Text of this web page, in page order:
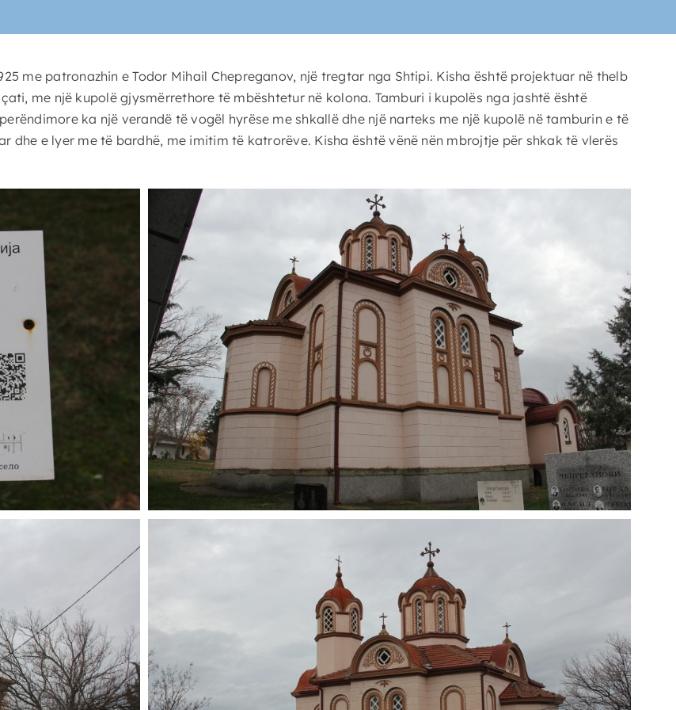
me patronazhin e Todor Mihail Chepreganov, një tregtar nga Shtipi. Kisha është projektuar në thelb
me një kupolë gjysmërrethore të mbështetur në kolona. Tamburi i kupolës nga jashtë është
ka një verandë të vogël hyrëse me shkallë dhe një narteks me një kupolë në tamburin e të
dhe e lyer me të bardhë, me imitim të katrorëve. Kisha është vënë nën mbrojtje për shkak të vlerës